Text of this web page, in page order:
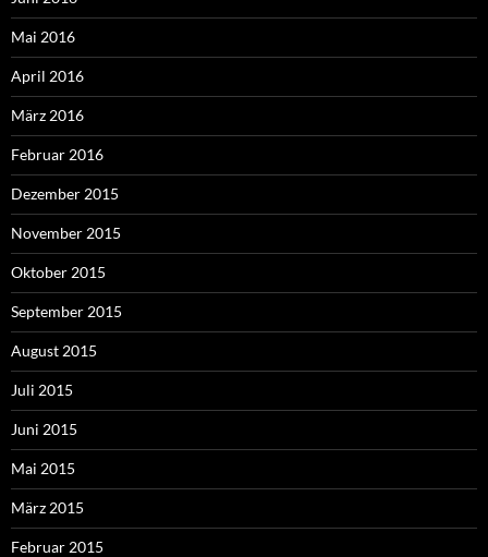
Mai 2016
April 2016
März 2016
Februar 2016
Dezember 2015
November 2015
Oktober 2015
September 2015
August 2015
Juli 2015
Juni 2015
Mai 2015
März 2015
Februar 2015